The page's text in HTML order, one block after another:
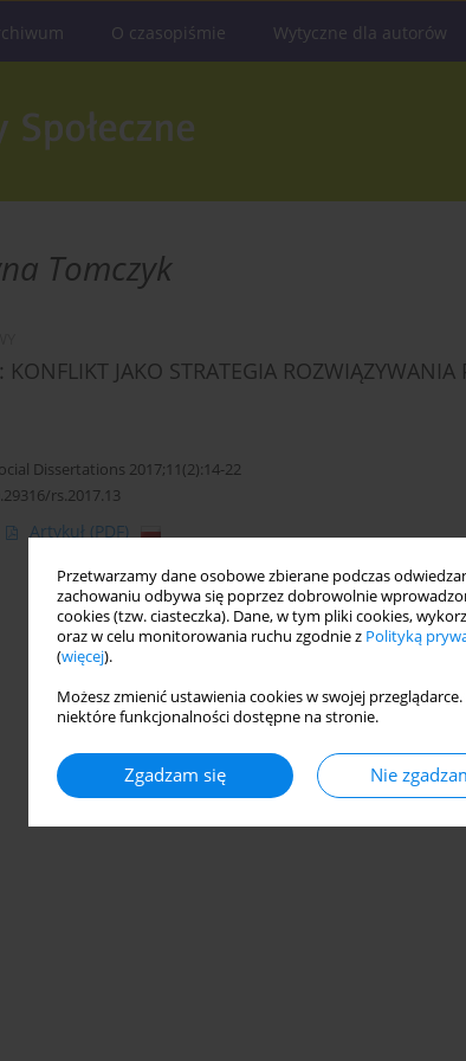
Przetwarzamy dane osobowe zbierane podczas
zachowaniu odbywa się poprzez dobrowolnie
cookies (tzw. ciasteczka). Dane, w tym pliki cookies,
oraz w celu monitorowania ruchu zgodnie z Polityką
(więcej).
Możesz zmienić ustawienia cookies w swojej
niektóre funkcjonalności dostępne na stronie.
Zgadzam się Nie
O czasopiśmie Wytyczne dla autorów
Tomczyk
KONFLIKT JAKO STRATEGIA
Dissertations 2017;11(2):14-22
rs.2017.13
Artykuł (PDF)